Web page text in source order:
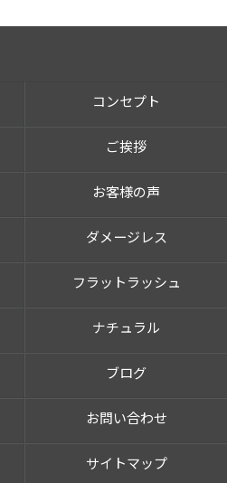
コンセプト
ご挨拶
お客様の声
ダメージレス
フラットラッシュ
ナチュラル
ブログ
お問い合わせ
サイトマップ